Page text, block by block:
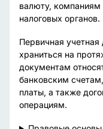
валюту,
налоговых органов.
Первичная
храниться на
документам
банковским
платы, а также
операциям.